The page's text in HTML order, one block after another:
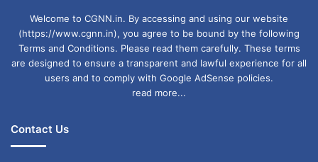
Welcome to CGNN.in. By accessing and using our website
(https://www.cgnn.in), you agree to be bound by the following
Terms and Conditions. Please read them carefully. These terms
are designed to ensure a transparent and lawful experience for all
users and to comply with Google AdSense policies.
read more...
Contact Us